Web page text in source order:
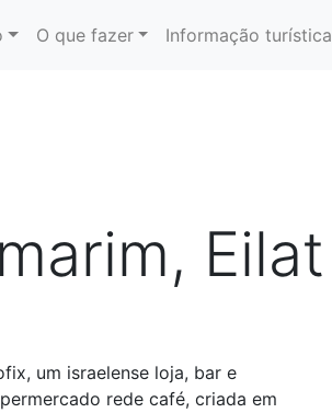
O que fazer Informação turística
Eilat
um israelense loja, bar e
rede café, criada em